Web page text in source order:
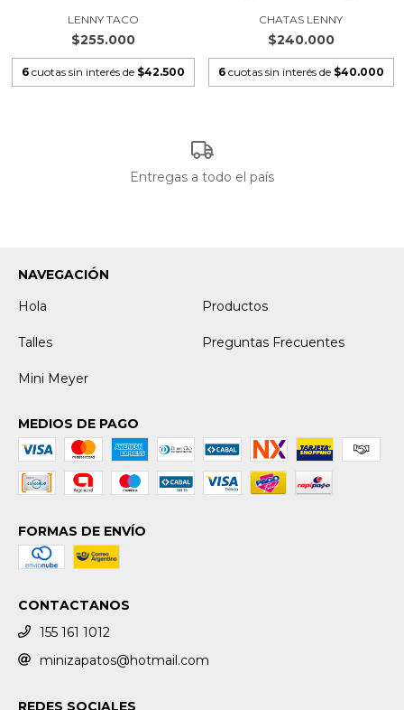
LENNY TACO
$255.000
6 cuotas sin interés de $42.500
CHATAS LENNY
$240.000
6 cuotas sin interés de $40.000
Entregas a todo el país
NAVEGACIÓN
Hola
Productos
Talles Preguntas Frecuentes
Mini Meyer
MEDIOS DE PAGO
FORMAS DE ENVÍO
CONTACTANOS
155 161 1012
minizapatos@hotmail.com
REDES SOCIALES